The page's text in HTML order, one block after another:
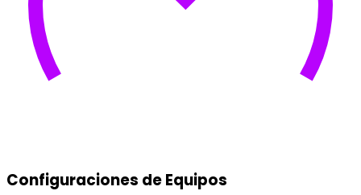
Configuraciones de Equipos